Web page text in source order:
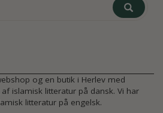
og en butik i Herlev med
islamisk litteratur på dansk. Vi har
litteratur på engelsk.